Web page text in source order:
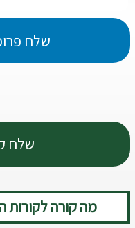
שלח
שלח
מה קורה לקורות